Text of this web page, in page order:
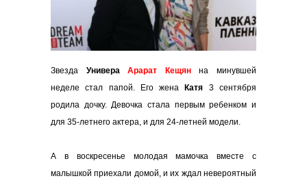
Звезда УнивераАрарат Кещянна минувшей
неделе стал папой. Его жена
Катя 3 сентября
родила дочку. Девочка стала первым ребенком и
для 35-летнего актера, и для 24-летней модели.
А в воскресенье молодая мамочка вместе с
малышкой приехали домой, и их ждал невероятный